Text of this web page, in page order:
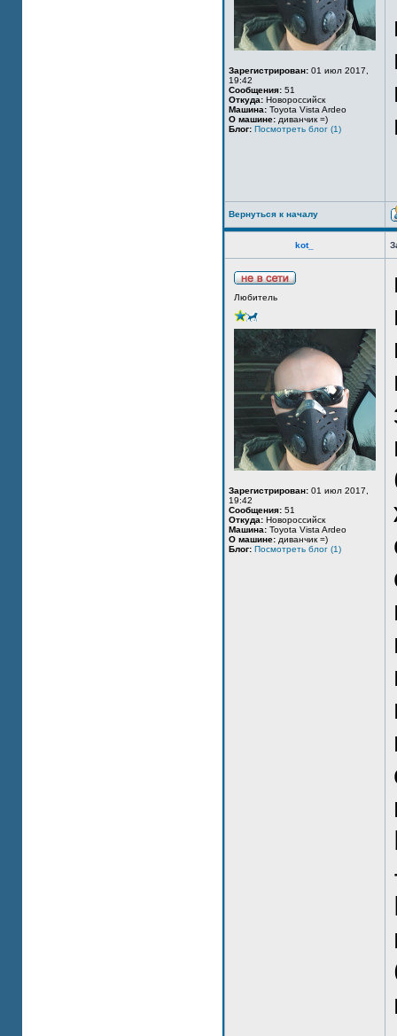
Зарегистрирован: 01 июл 2017,
19:42
Сообщения: 51
Откуда: Новороссийск
Машина: Toyota Vista Ardeo
О машине: диванчик =)
Блог: Посмотреть блог (1)
Вернуться к началу
kot_
Любитель
Зарегистрирован: 01 июл 2017,
19:42
Сообщения: 51
Откуда: Новороссийск
Машина: Toyota Vista Ardeo
О машине: диванчик =)
Блог: Посмотреть блог (1)